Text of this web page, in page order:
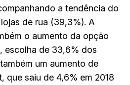
a tendência do
de rua (39,3%). A
o aumento da opção
escolha de 33,6% dos
um aumento de
que saiu de 4,6% em 2018